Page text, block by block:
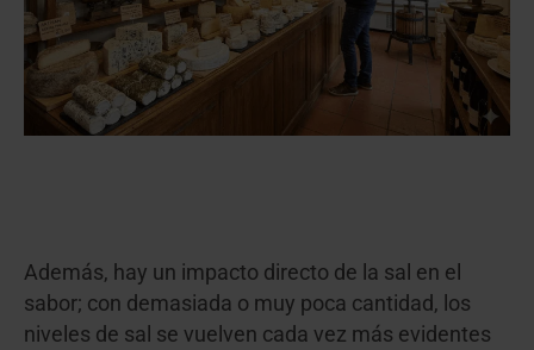
Además, hay un impacto directo de la sal en el
sabor; con demasiada o muy poca cantidad, los
niveles de sal se vuelven cada vez más evidentes